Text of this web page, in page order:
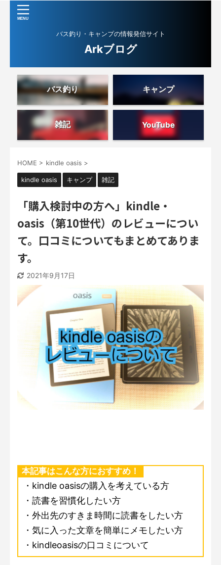
バス釣り・キャンプの情報発信サイト
Arkブログ
バス釣り キャンプ
雑記 YouTube
HOME > kindle oasis >
kindle oasis キャンプ 雑記
「購入検討中の方へ」kindle・
oasis（第10世代）のレビューについ
て。口コミについてもまとめてありま
す。
2021年9月17日
本記事はこんな方におすすめ！
・kindle oasisの購入を考えている方
・読書を習慣化したい方
・外出先のすきま時間に読書をしたい方
・気に入った文章を簡単にメモしたい方
・kindleoasisの口コミについて